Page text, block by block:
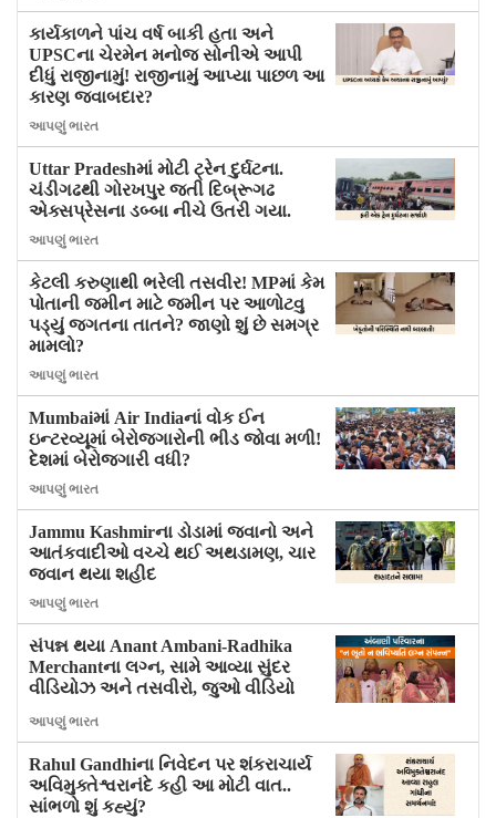
કાર્યકાળને પાંચ વર્ષ બાકી હતા અને
UPSCના ચેરમેન મનોજ સોનીએ આપી
દીધું રાજીનામું! રાજીનામું આપ્યા પાછળ આ
કારણ જવાબદાર?
આપણું ભારત
Uttar Pradeshમાં મોટી ટ્રેન દુર્ઘટના.
ચંડીગઢથી ગોરખપુર જતી દિબ્રૂગઢ
એક્સપ્રેસના ડબ્બા નીચે ઉતરી ગયા.
આપણું ભારત
કેટલી કરુણાથી ભરેલી તસવીર! MPમાં કેમ
પોતાની જમીન માટે જમીન પર આળોટવુ
પડ્યું જગતના તાતને? જાણો શું છે સમગ્ર
મામલો?
આપણું ભારત
Mumbaiમાં Air Indiaનાં વોક ઈન
ઇન્ટરવ્યૂમાં બેરોજગારોની ભીડ જોવા મળી!
દેશમાં બેરોજગારી વધી?
આપણું ભારત
Jammu Kashmirના ડોડામાં જવાનો અને
આતંકવાદીઓ વચ્ચે થઈ અથડામણ, ચાર
જવાન થયા શહીદ
આપણું ભારત
સંપન્ન થયા Anant Ambani-Radhika
Merchantના લગ્ન, સામે આવ્યા સુંદર
વીડિયોઝ અને તસવીરો, જુઓ વીડિયો
આપણું ભારત
Rahul Gandhiના નિવેદન પર શંકરાચાર્ય
અવિમુક્તેશ્વરાનંદે કહી આ મોટી વાત..
સાંભળો શું કહ્યું?